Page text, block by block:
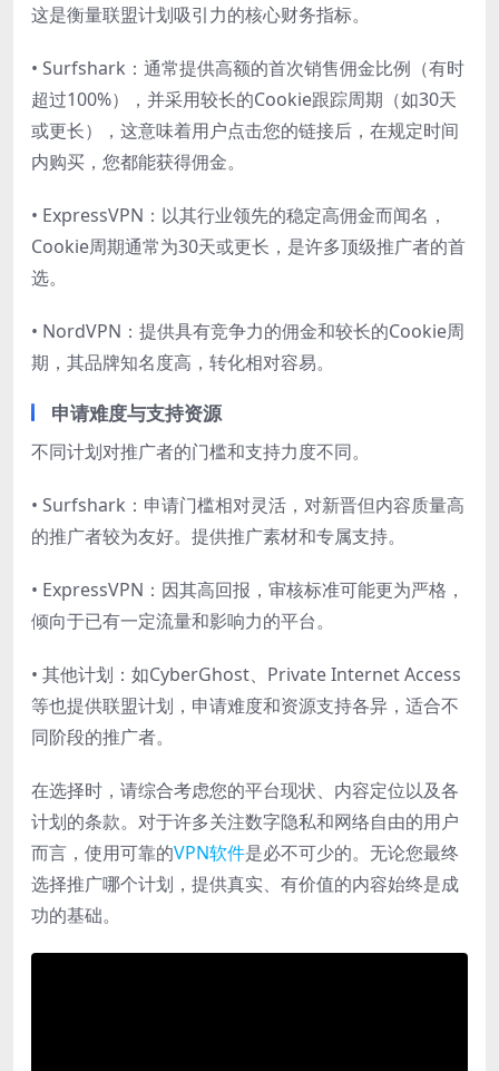
这是衡量联盟计划吸引力的核心财务指标。
• Surfshark：通常提供高额的首次销售佣金比例（有时
超过100%），并采用较长的Cookie跟踪周期（如30天
或更长），这意味着用户点击您的链接后，在规定时间
内购买，您都能获得佣金。
• ExpressVPN：以其行业领先的稳定高佣金而闻名，
Cookie周期通常为30天或更长，是许多顶级推广者的首
选。
• NordVPN：提供具有竞争力的佣金和较长的Cookie周
期，其品牌知名度高，转化相对容易。
申请难度与支持资源
不同计划对推广者的门槛和支持力度不同。
• Surfshark：申请门槛相对灵活，对新晋但内容质量高
的推广者较为友好。提供推广素材和专属支持。
• ExpressVPN：因其高回报，审核标准可能更为严格，
倾向于已有一定流量和影响力的平台。
• 其他计划：如CyberGhost、Private Internet Access
等也提供联盟计划，申请难度和资源支持各异，适合不
同阶段的推广者。
在选择时，请综合考虑您的平台现状、内容定位以及各
计划的条款。对于许多关注数字隐私和网络自由的用户
而言，使用可靠的VPN软件是必不可少的。无论您最终
选择推广哪个计划，提供真实、有价值的内容始终是成
功的基础。